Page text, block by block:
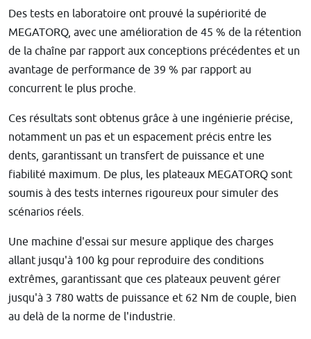
Des tests en laboratoire ont prouvé la supériorité de
MEGATORQ, avec une amélioration de 45 % de la rétention
de la chaîne par rapport aux conceptions précédentes et un
avantage de performance de 39 % par rapport au
concurrent le plus proche.
Ces résultats sont obtenus grâce à une ingénierie précise,
notamment un pas et un espacement précis entre les
dents, garantissant un transfert de puissance et une
fiabilité maximum. De plus, les plateaux MEGATORQ sont
soumis à des tests internes rigoureux pour simuler des
scénarios réels.
Une machine d'essai sur mesure applique des charges
allant jusqu'à 100 kg pour reproduire des conditions
extrêmes, garantissant que ces plateaux peuvent gérer
jusqu'à 3 780 watts de puissance et 62 Nm de couple, bien
au delà de la norme de l'industrie.